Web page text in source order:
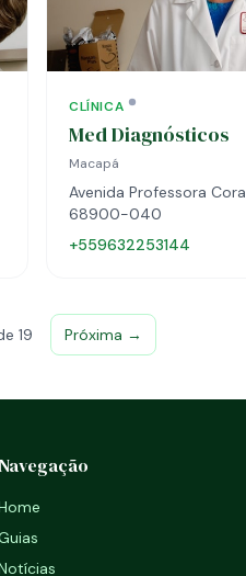
CLÍNICA
Med Diagnósticos
Macapá
Avenida Professora
68900-040
+559632253144
19 Próxima →
Navegação